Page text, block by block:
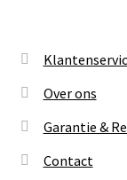
Over ons
Garantie &
Contact